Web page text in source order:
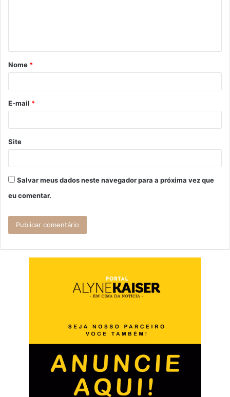
á
r
*
Nome *
E-mail *
Site
Salvar meus dados neste navegador para a próxima vez que
eu comentar.